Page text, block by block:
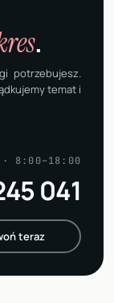
.
potrzebujesz.
temat i
· 8:00–18:00
041
teraz